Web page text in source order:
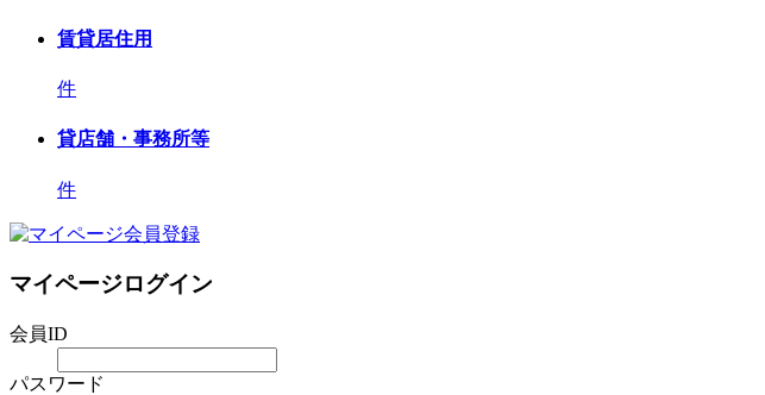
賃貸居住用
件
貸店舗・事務所等
件
マイページログイン
会員ID
パスワード